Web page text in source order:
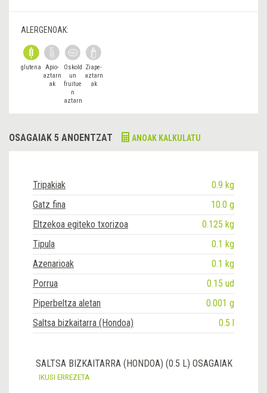
ALERGENOAK:
glutena
Apio-
aztarn
ak
Oskold
un
fruitue
n
aztarn
Ziape-
aztarn
ak
OSAGAIAK 5 ANOENTZAT ANOAK KALKULATU
Tripakiak
0.9 kg
Gatz fina
10.0 g
Eltzekoa egiteko txorizoa
0.125 kg
Tipula
0.1 kg
Azenarioak
0.1 kg
Porrua
0.15 ud
Piperbeltza aletan
0.001 g
Saltsa bizkaitarra (Hondoa)
0.5 l
SALTSA BIZKAITARRA (HONDOA) (0.5 L) OSAGAIAK
IKUSI ERREZETA